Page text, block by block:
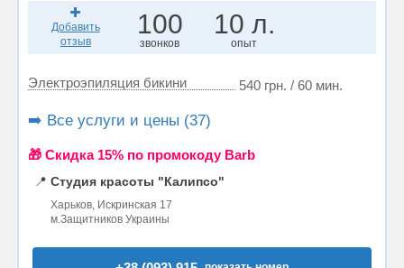
Добавить
отзыв
100
звонков
10 л.
опыт
Электроэпиляция бикини 540 грн. / 60 мин.
➡️ Все услуги и цены (37)
🎁 Cкидка 15% по промокоду Barb
📍 Студия красоты "Калипсо"
Харьков, Искринская 17
м.Защитников Украины